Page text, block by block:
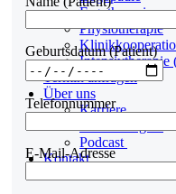
Ergotherapie
Physiotherapie
Intensivtherapie
Termin anfragen
Über uns
Karriere
Podcast
Kontakt
Geburtsdatum (Patient)
Telefonnummer
E-Mail-Adresse